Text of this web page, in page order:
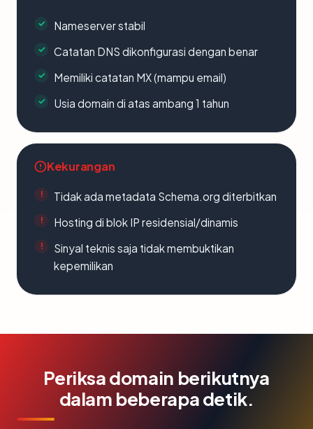
Nameserver stabil
Catatan DNS dikonfigurasi dengan benar
Memiliki catatan MX (mampu email)
Usia domain di atas ambang 1 tahun
Kekurangan
Tidak ada metadata Schema.org diterbitkan
Hosting di blok IP residensial/dinamis
Sinyal teknis saja tidak membuktikan
kepemilikan
Periksa domain berikutnya
dalam beberapa detik.